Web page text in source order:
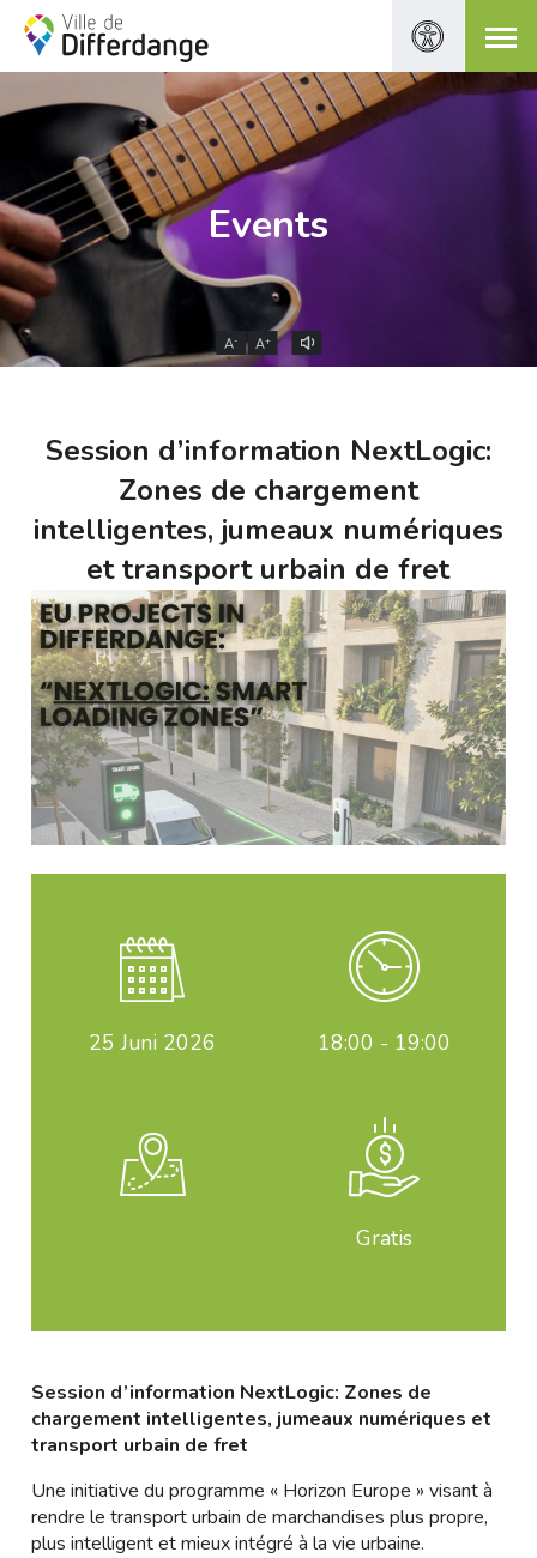
Events
A- A+
Session d’information NextLogic:
Zones de chargement
intelligentes, jumeaux numériques
et transport urbain de fret
25 Juni 2026 18:00 - 19:00
Gratis
Session d’information NextLogic: Zones de
chargement intelligentes, jumeaux numériques et
transport urbain de fret
Une initiative du programme « Horizon Europe » visant à
rendre le transport urbain de marchandises plus propre,
plus intelligent et mieux intégré à la vie urbaine.